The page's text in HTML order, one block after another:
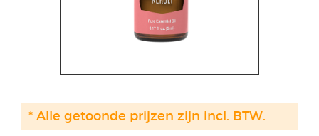
* Alle getoonde prijzen zijn incl. BTW.